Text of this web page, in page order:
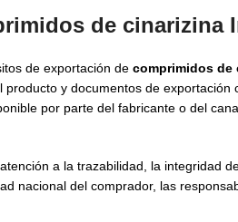
de cinarizina
de exportación de comprimidos de
y documentos de exportación
por parte del fabricante o del
a la trazabilidad, la integridad
nacional del comprador, las